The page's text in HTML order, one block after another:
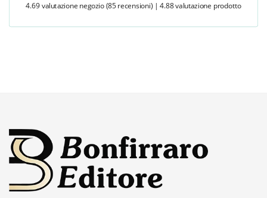
4.69 valutazione negozio (85 recensioni) | 4.88 valutazione prodotto